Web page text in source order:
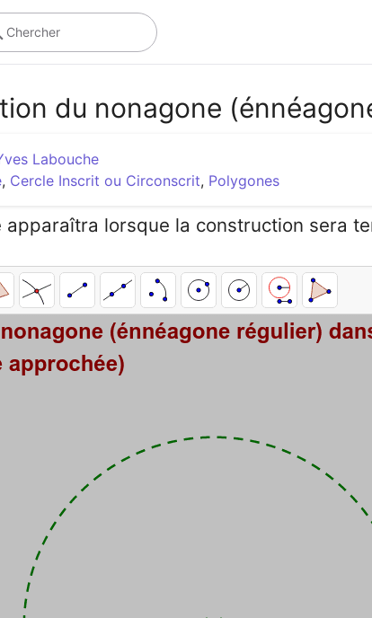
Chercher
du nonagone
Labouche
, Cercle Inscrit ou Circonscrit, Polygones
apparaîtra lorsque la construction sera